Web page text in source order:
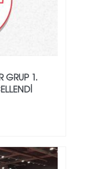
GRUP 1.